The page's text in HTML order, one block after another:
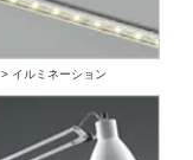
> イルミネーション